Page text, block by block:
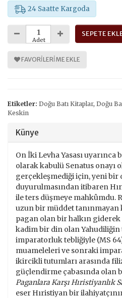
24 Saatte Kargoda
Adet
SEPETE
FAVORILERIME EKLE
Etiketler: Doğu Batı Kitaplar, Doğu
Keskin
Künye
On İki Levha Yasası
olarak kabulü Senatus onayı
gerçekleşmediği için, yeni bir
duyurulmasından itibaren
ile ters düşmeye mahkûmdu.
uzun bir müddet
pagan olan bir halkın
kadim bir din olan Yahudiliğin
imparatorluk tebliğiyle (MS
muameleleri ve sonraki
ikircikli tutumları arasında
güçlendirme çabasında olan
Paganlara Karşı Hıristiyanlık
eser Hıristiyan bir